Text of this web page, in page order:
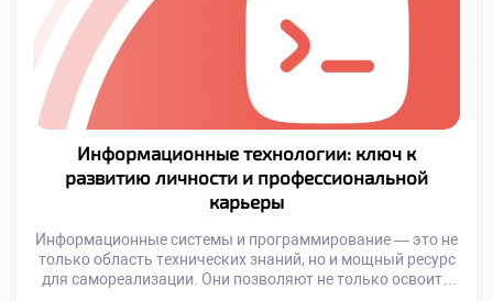
[…]
Информационные технологии: ключ к
развитию личности и профессиональной
карьеры
Информационные системы и программирование — это не
только область технических знаний, но и мощный ресурс
для самореализации. Они позволяют не только освоить